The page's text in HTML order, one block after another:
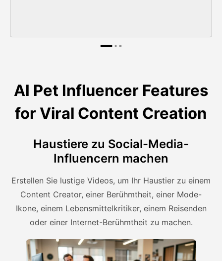
AI Pet Influencer Features
for Viral Content Creation
Haustiere zu Social-Media-
Influencern machen
Erstellen Sie lustige Videos, um Ihr Haustier zu einem
Content Creator, einer Berühmtheit, einer Mode-
Ikone, einem Lebensmittelkritiker, einem Reisenden
oder einer Internet-Berühmtheit zu machen.